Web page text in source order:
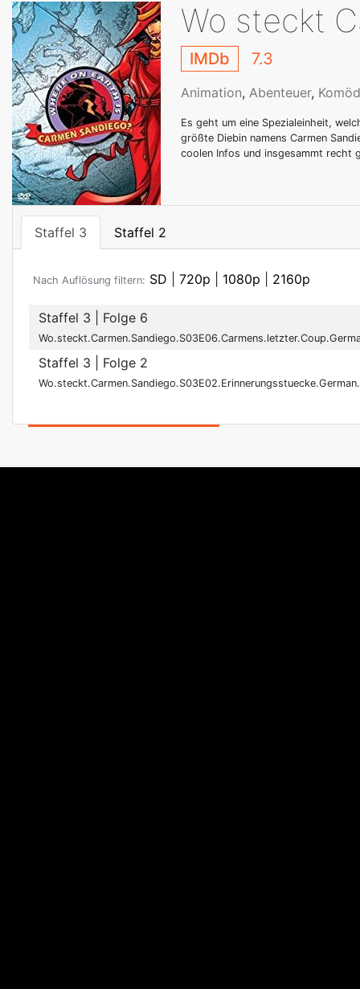
Wo steckt
IMDb 7.3
Animation, Abenteuer,
Es geht um eine Spezialeinheit,
größte Diebin namens Carmen
coolen Infos und insgesammt recht
Staffel 3 Staffel 2
Nach Auflösung filtern: SD 720p 1080p 2160p
Staffel 3 | Folge 6
Staffel 3 | Folge 2